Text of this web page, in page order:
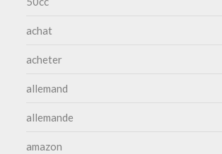
achat
acheter
allemand
allemande
amazon